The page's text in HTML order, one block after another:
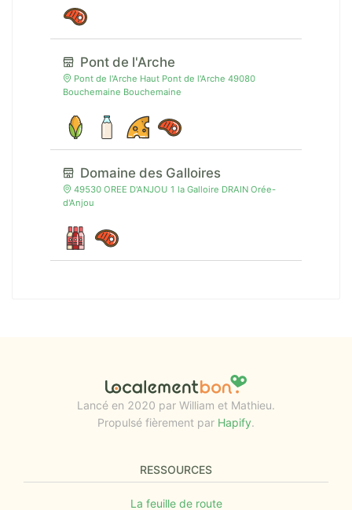
Pont de l'Arche
Pont de l'Arche Haut Pont de l'Arche 49080
Bouchemaine Bouchemaine
Domaine des Galloires
49530 OREE D'ANJOU 1 la Galloire DRAIN Orée-
d'Anjou
Lancé en 2020 par William et Mathieu.
Propulsé fièrement par Hapify.
RESSOURCES
La feuille de route